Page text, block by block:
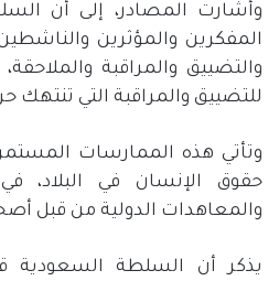
وأشارت المصادر، إلى أن
المفكرين والمؤثرين
والتضييق والمراقبة
للتضييق والمراقبة التي تنتهك
وتأتي هذه الممارسات
حقوق الإنسان في البلاد،
والمعاهدات الدولية من قبل
يذكر أن السلطة